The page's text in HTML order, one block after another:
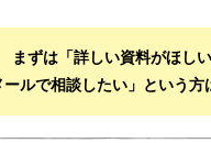
まずは「詳しい資料がほしい
ールで相談したい」という方